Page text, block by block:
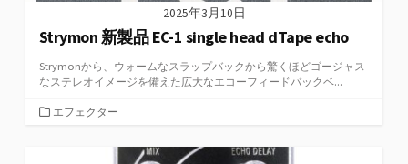
2025年3月10日
Strymon 新製品 EC-1 single head dTape echo
Strymonから、ウォームなスラップバックから驚くほどゴージャス
なステレオイメージを備えた広大なエコーフィードバックベ...
カエフェクター